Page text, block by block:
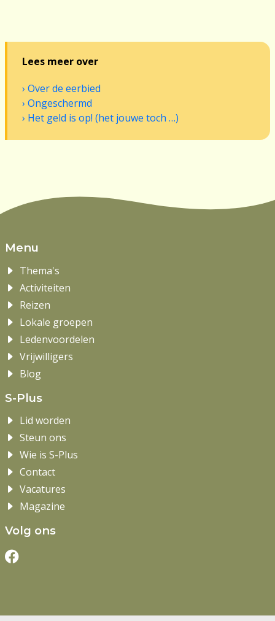
Lees meer over
Over de eerbied
Ongeschermd
Het geld is op! (het jouwe toch …)
Menu
Thema's
Activiteiten
Reizen
Lokale groepen
Ledenvoordelen
Vrijwilligers
Blog
S-Plus
Lid worden
Steun ons
Wie is S-Plus
Contact
Vacatures
Magazine
Volg ons